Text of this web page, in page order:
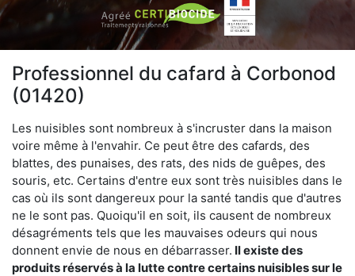
Professionnel du cafard à Corbonod
(01420)
Les nuisibles sont nombreux à s'incruster dans la maison
voire même à l'envahir. Ce peut être des cafards, des
blattes, des punaises, des rats, des nids de guêpes, des
souris, etc. Certains d'entre eux sont très nuisibles dans le
cas où ils sont dangereux pour la santé tandis que d'autres
ne le sont pas. Quoiqu'il en soit, ils causent de nombreux
désagréments tels que les mauvaises odeurs qui nous
donnent envie de nous en débarrasser. Il existe des
produits réservés à la lutte contre certains nuisibles sur le